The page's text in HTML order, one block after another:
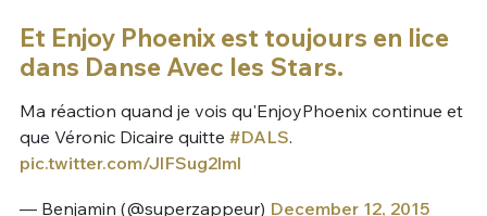
Et Enjoy Phoenix est toujours en lice
dans Danse Avec les Stars.
Ma réaction quand je vois qu'EnjoyPhoenix continue et
que Véronic Dicaire quitte #DALS.
pic.twitter.com/JlFSug2lml
— Benjamin (@superzappeur) December 12, 2015